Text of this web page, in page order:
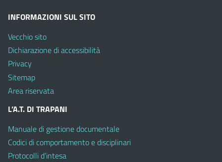
INFORMAZIONI SUL SITO
Vecchio sito
Dichiarazione di accessibilità
Privacy
Sitemap
Area riservata
L’A.T. DI TRAPANI
Manuale di gestione documentale
Codici di comportamento e disciplinari
Protocolli d’intesa